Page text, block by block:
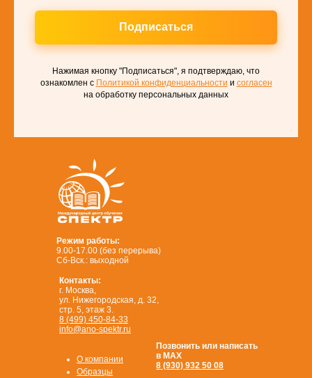
Подписаться
Нажимая кнопку "Подписаться", я подтверждаю, что
ознакомлен с Политикой конфиденциальности и согласен
на обработку персональных данных
Режим работы:
9.00-17.00 (без перерыва)
Сб-Вск.: выходной
Позвонить или написать
в MAX
8 (930) 932 50 08
Контакты:
г. Москва,
ул. Нижегородская, д. 32,
стр. 5, этаж 3.
8 (499) 450-84-33
info@ano-spektr.ru
О компании
Образцы